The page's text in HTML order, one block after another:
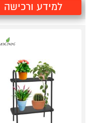
למידע ורכישה